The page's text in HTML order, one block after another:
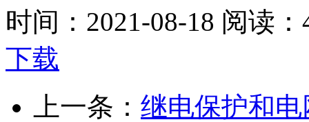
时间： 2021-08-18 阅读：
下载
上一条： 继电保护和